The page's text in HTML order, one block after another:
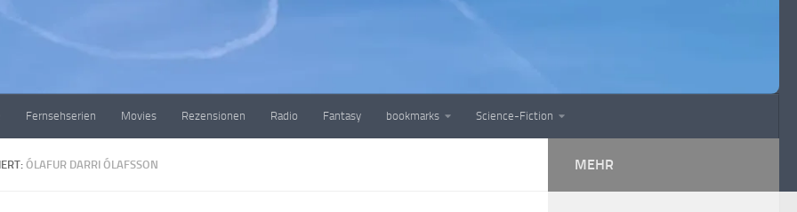
Fernsehserien Movies Rezensionen Radio Fantasy bookmarks Science-Fiction
ÓLAFUR DARRI ÓLAFSSON MEHR